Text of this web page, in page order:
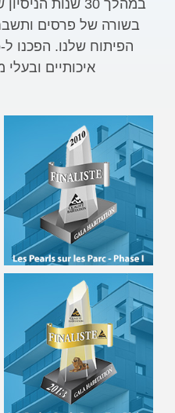
בשורה של פרסים
איכותיים ובעלי